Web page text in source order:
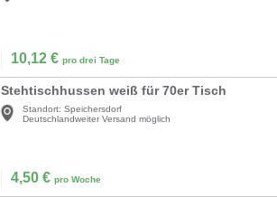
10,12 € pro drei Tage
Stehtischhussen weiß für 70er Tisch
Standort: Speichersdorf
Deutschlandweiter Versand möglich
4,50 € pro Woche